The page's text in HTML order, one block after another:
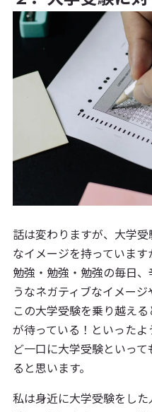
話は変わりますが、大学
なイメージを持っています
勉強・勉強・勉強の毎日
うなネガティブなイメージ
この大学受験を乗り越え
が待っている！といった
ど一口に大学受験といっ
ると思います。
私は身近に大学受験をし